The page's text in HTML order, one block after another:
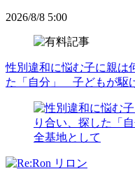
2026/8/8 5:00
性別違和に悩む子に親
た「自分」 子どもが駆